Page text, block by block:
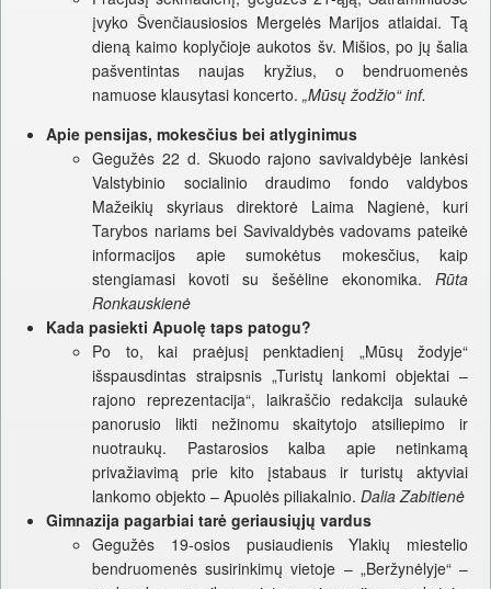
įvyko Švenčiausiosios Mergelės Marijos atlaidai. Tą
dieną kaimo koplyčioje aukotos šv. Mišios, po jų šalia
pašventintas naujas kryžius, o bendruomenės
namuose klausytasi koncerto. „Mūsų žodžio“ inf.
Apie pensijas, mokesčius bei atlyginimus
Gegužės 22 d. Skuodo rajono savivaldybėje lankėsi
Valstybinio socialinio draudimo fondo valdybos
Mažeikių skyriaus direktorė Laima Nagienė, kuri
Tarybos nariams bei Savivaldybės vadovams pateikė
informacijos apie sumokėtus mokesčius, kaip
stengiamasi kovoti su šešėline ekonomika. Rūta
Ronkauskienė
Kada pasiekti Apuolę taps patogu?
Po to, kai praėjusį penktadienį „Mūsų žodyje“
išspausdintas straipsnis „Turistų lankomi objektai –
rajono reprezentacija“, laikraščio redakcija sulaukė
panorusio likti nežinomu skaitytojo atsiliepimo ir
nuotraukų. Pastarosios kalba apie netinkamą
privažiavimą prie kito įstabaus ir turistų aktyviai
lankomo objekto – Apuolės piliakalnio. Dalia Zabitienė
Gimnazija pagarbiai tarė geriausiųjų vardus
Gegužės 19-osios pusiaudienis Ylakių miestelio
bendruomenės susirinkimų vietoje – „Beržynėlyje“ –